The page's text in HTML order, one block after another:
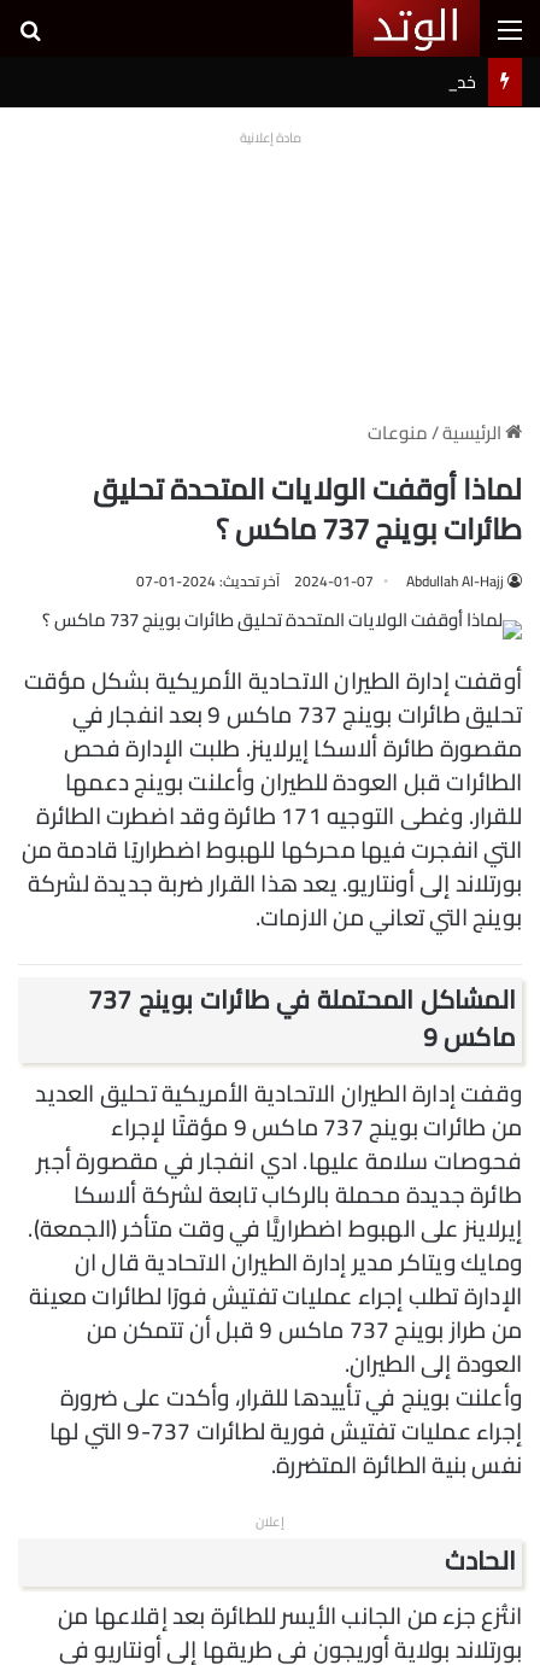
القائمة
مادة إعلانية
الرئيسية/منوعات
لماذا أوقفت الولايات المتحدة تحليق
طائرات بوينج 737 ماكس ؟
Abdullah Al-Hajj
2024-01-07 آخر تحديث: 2024-01-07
أوقفت إدارة الطيران الاتحادية الأمريكية بشكل مؤقت
تحليق طائرات بوينج 737 ماكس 9 بعد انفجار في
مقصورة طائرة ألاسكا إيرلاينز. طلبت الإدارة فحص
الطائرات قبل العودة للطيران وأعلنت بوينج دعمها
للقرار. وغطى التوجيه 171 طائرة وقد اضطرت الطائرة
التي انفجرت فيها محركها للهبوط اضطراريًا قادمة من
بورتلاند إلى أونتاريو. يعد هذا القرار ضربة جديدة لشركة
بوينج التي تعاني من الازمات.
المشاكل المحتملة في طائرات بوينج 737
ماكس 9
وقفت إدارة الطيران الاتحادية الأمريكية تحليق العديد
من طائرات بوينج 737 ماكس 9 مؤقتًا لإجراء
فحوصات سلامة عليها. ادي انفجار في مقصورة أجبر
طائرة جديدة محملة بالركاب تابعة لشركة ألاسكا
إيرلاينز على الهبوط اضطراريًّا في وقت متأخر (الجمعة).
ومايك ويتاكر مدير إدارة الطيران الاتحادية قال ان
الإدارة تطلب إجراء عمليات تفتيش فورًا لطائرات معينة
من طراز بوينج 737 ماكس 9 قبل أن تتمكن من
العودة إلى الطيران.
وأعلنت بوينج في تأييدها للقرار، وأكدت على ضرورة
إجراء عمليات تفتيش فورية لطائرات 737-9 التي لها
نفس بنية الطائرة المتضررة.
إعلان
الحادث
انتُزع جزء من الجانب الأيسر للطائرة بعد إقلاعها من
بورتلاند بولاية أوريجون في طريقها إلى أونتاريو في